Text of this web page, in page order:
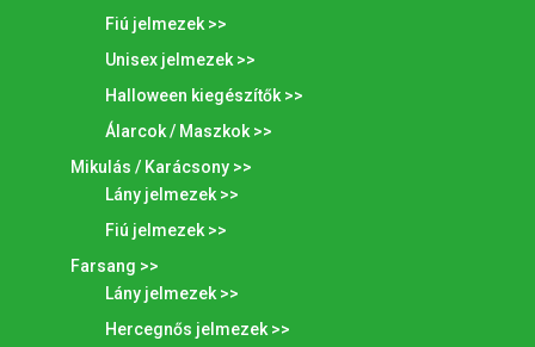
Fiú jelmezek >>
Unisex jelmezek >>
Halloween kiegészítők >>
Álarcok / Maszkok >>
Mikulás / Karácsony >>
Lány jelmezek >>
Fiú jelmezek >>
Farsang >>
Lány jelmezek >>
Hercegnős jelmezek >>